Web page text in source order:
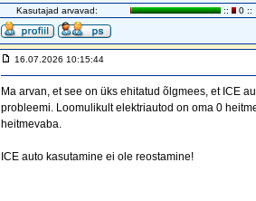
Kasutajad arvavad: :: 0 ::
16.07.2026 10:15:44
Ma arvan, et see on üks ehitatud õlgmees, et ICE
probleemi. Loomulikult elektriautod on oma 0
heitmevaba.
ICE auto kasutamine ei ole reostamine!